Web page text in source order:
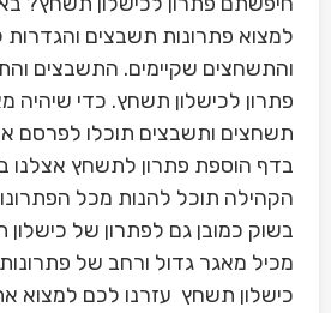
למצוא פתרונות תשבצים
והתשחצים שקיימים. התשבצים
פתרון לכישלון תשחץ. כדי שיהיה
תשחצים ותשבצים תוכלו לפרסם
בדף הוספת פתרון לתשחץ אצלנו
הקהילה תוכל להנות מכל
בשוק כמובן גם לפתרון של
מכיל מאגר גדול ורחב של
כישלון תשחץ עזרנו לכם למצוא